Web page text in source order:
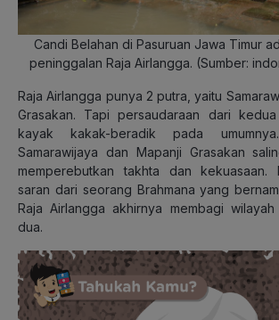
Candi Belahan di Pasuruan Jawa Timur
peninggalan Raja Airlangga. (Sumber:
Raja Airlangga punya 2 putra, yaitu
Grasakan. Tapi persaudaraan dari
kayak kakak-beradik pada
Samarawijaya dan Mapanji Grasakan
memperebutkan takhta dan kekuasaan.
saran dari seorang Brahmana yang
Raja Airlangga akhirnya membagi
dua.